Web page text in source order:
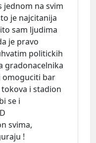
jednom na svim
je najcitanija
sam ljudima
je pravo
politickih
gradonacelnika
omoguciti bar
i stadion
se i
svima,
!